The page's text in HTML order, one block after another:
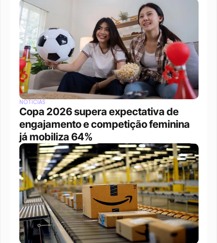
NOTÍCIAS
Copa 2026 supera expectativa de
engajamento e competição feminina
já mobiliza 64%